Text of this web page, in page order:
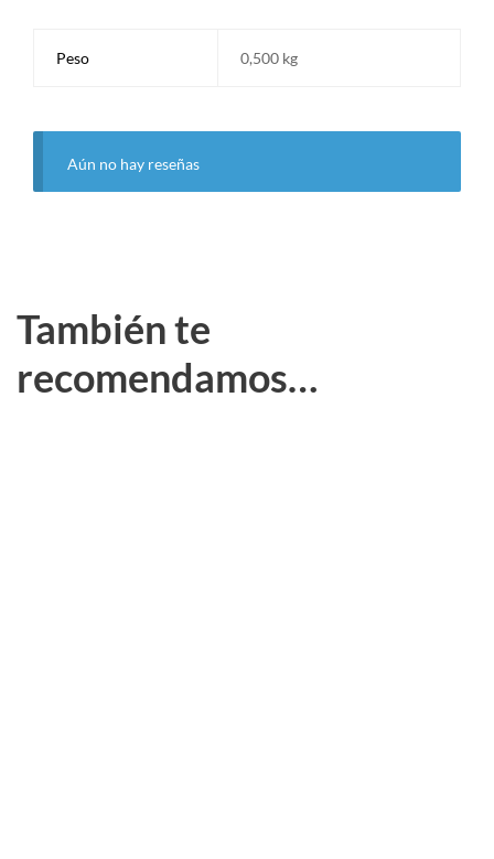
Peso 0,500 kg
Aún no hay reseñas
También te
recomendamos…